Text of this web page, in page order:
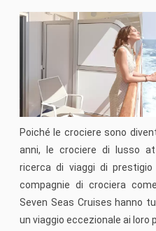
Poiché le crociere sono
anni, le crociere di lusso
ricerca di viaggi di
compagnie di crociera
Seven Seas Cruises hanno
un viaggio eccezionale ai loro